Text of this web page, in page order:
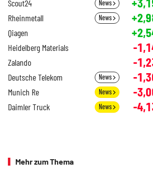
Scout24 News
Rheinmetall News
Qiagen
Heidelberg Materials -
Zalando -
Deutsche Telekom News -
Munich Re News -
Daimler Truck News -
Mehr zum Thema